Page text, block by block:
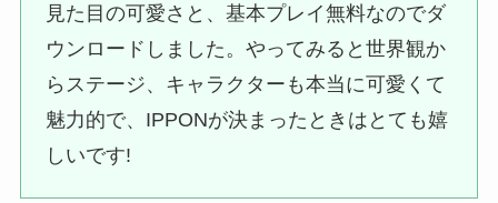
見た目の可愛さと、基本プレイ無料なのでダ
ウンロードしました。やってみると世界観か
らステージ、キャラクターも本当に可愛くて
魅力的で、IPPONが決まったときはとても嬉
しいです!